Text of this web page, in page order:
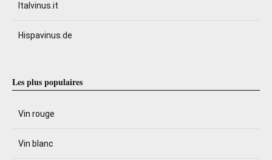
Italvinus.it
Hispavinus.de
Les plus populaires
Vin rouge
Vin blanc